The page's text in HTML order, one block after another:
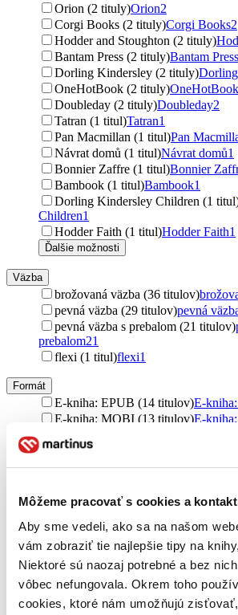
Môžeme pracovať s cookies a
Aby sme vedeli, ako sa na našom
vám zobraziť tie najlepšie tipy na
Niektoré sú naozaj potrebné a bez
vôbec nefungovala. Okrem toho
cookies, ktoré nám umožňujú
Orion (2 tituly)Orion2
Corgi Books (2 tituly)Corgi Books2
Hodder and Stoughton (2 tituly)
Bantam Press (2 tituly)Bantam Press
Dorling Kindersley (2 tituly)
OneHotBook (2 tituly)OneHotBook
Doubleday (2 tituly)Doubleday2
Tatran (1 titul)Tatran1
Pan Macmillan (1 titul)Pan
Návrat domů (1 titul)Návrat domů1
Bonnier Zaffre (1 titul)Bonnier
Bambook (1 titul)Bambook1
Dorling Kindersley Children (1
Children1
Hodder Faith (1 titul)Hodder Faith1
Ďalšie možnosti
Väzba
brožovaná väzba (36 titulov)
pevná väzba (29 titulov)pevná
pevná väzba s prebalom (21 titulov)
prebalom21
flexi (1 titul)flexi1
Formát
E-kniha: EPUB (14 titulov)E-
E-kniha: MOBI (13 titulov)E-
Audiokniha: CD (1 titul)
Audiokniha: MP3 (1 titul)
(Adobe DRM)1
Zúžiť výber
Zoradiť